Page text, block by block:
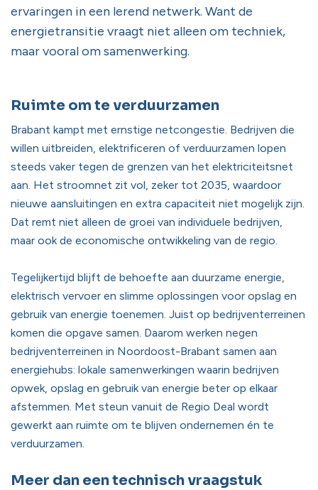
ervaringen in een lerend netwerk. Want de
energietransitie vraagt niet alleen om techniek,
maar vooral om samenwerking.
Ruimte om te verduurzamen
Brabant kampt met ernstige netcongestie. Bedrijven die
willen uitbreiden, elektrificeren of verduurzamen lopen
steeds vaker tegen de grenzen van het elektriciteitsnet
aan. Het stroomnet zit vol, zeker tot 2035, waardoor
nieuwe aansluitingen en extra capaciteit niet mogelijk zijn.
Dat remt niet alleen de groei van individuele bedrijven,
maar ook de economische ontwikkeling van de regio.
Tegelijkertijd blijft de behoefte aan duurzame energie,
elektrisch vervoer en slimme oplossingen voor opslag en
gebruik van energie toenemen. Juist op bedrijventerreinen
komen die opgave samen. Daarom werken negen
bedrijventerreinen in Noordoost-Brabant samen aan
energiehubs: lokale samenwerkingen waarin bedrijven
opwek, opslag en gebruik van energie beter op elkaar
afstemmen. Met steun vanuit de Regio Deal wordt
gewerkt aan ruimte om te blijven ondernemen én te
verduurzamen.
Meer dan een technisch vraagstuk